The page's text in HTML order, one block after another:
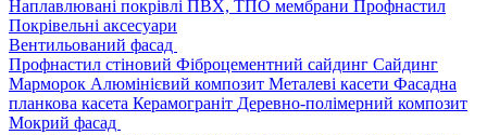
Наплавлювані покрівлі ПВХ, ТПО мембрани Профнастил
Покрівельні аксесуари
Вентильований фасад
Профнастил стіновий Фіброцементний сайдинг Сайдинг
Марморок Алюмінієвий композит Металеві касети Фасадна
планкова касета Керамограніт Деревно-полімерний композит
Мокрий фасад